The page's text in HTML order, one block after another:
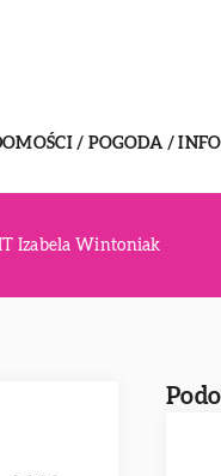
/ POGODA /
Izabela Wintoniak